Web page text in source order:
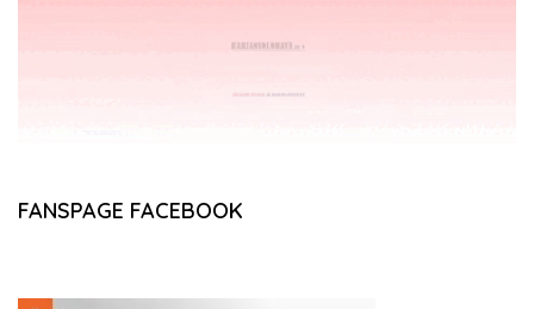
FANSPAGE FACEBOOK